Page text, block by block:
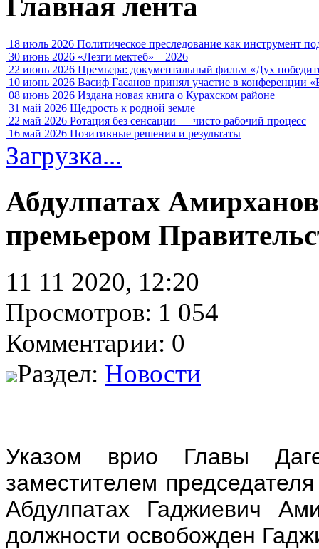
Главная лента
18 июль 2026 Политическое преследование как инструмент
30 июнь 2026 «Лезги мектеб» – 2026
22 июнь 2026 Премьера: документальный фильм «Дух
10 июнь 2026 Васиф Гасанов принял участие в конференции
08 июнь 2026 Издана новая книга о Курахском районе
31 май 2026 Щедрость к родной земле
22 май 2026 Ротация без сенсации — чисто рабочий процесс
16 май 2026 Позитивные решения и результаты
Загрузка...
Абдулпатах
премьером
11 11 2020, 12:20
Просмотров: 1 054
Комментарии: 0
Раздел: Новости
Указом врио Главы
заместителем
Абдулпатах Гаджиевич
должности освобожден